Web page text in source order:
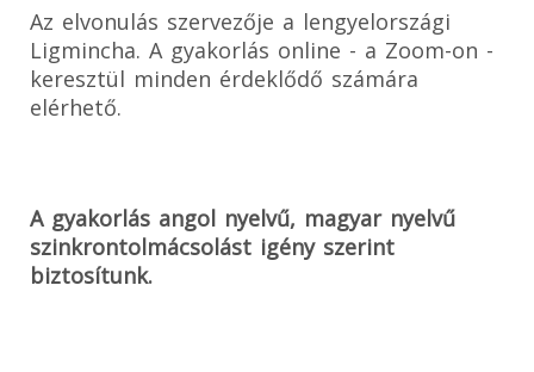
Az elvonulás szervezője a lengyelországi
Ligmincha. A gyakorlás online - a Zoom-on -
keresztül minden érdeklődő számára
elérhető.
A gyakorlás angol nyelvű, magyar nyelvű
szinkrontolmácsolást igény szerint
biztosítunk.